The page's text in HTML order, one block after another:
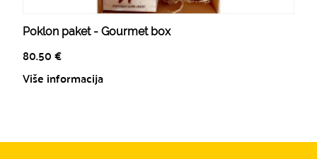
Poklon paket - Gourmet box
80.50€
Više informacija